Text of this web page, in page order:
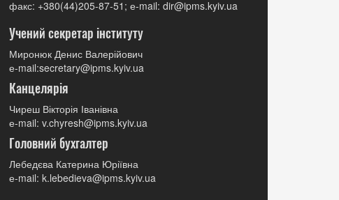
факс: +380(44)205-87-51; е-mail: dir@ipms.kyiv.ua
Учений секретар інституту
Миронюк Денис Валерійович
е-mail:secretary@ipms.kyiv.ua
Канцелярія
Чиреш Вікторія Іванівна
е-mail: v.chyresh@ipms.kyiv.ua
Головний бухгалтер
Лебедєва Катерина Юріївна
е-mail: k.lebedieva@ipms.kyiv.ua